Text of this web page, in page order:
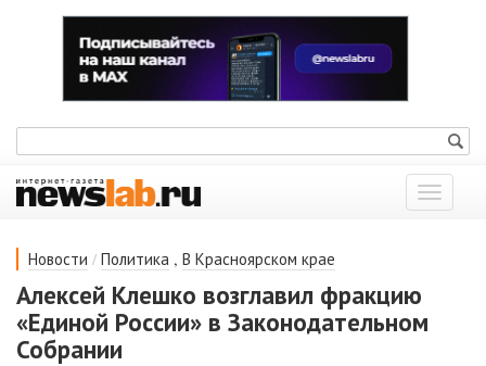
Показать
меню
Новости / Политика , В Красноярском крае
Алексей Клешко возглавил фракцию
«Единой России» в Законодательном
Собрании